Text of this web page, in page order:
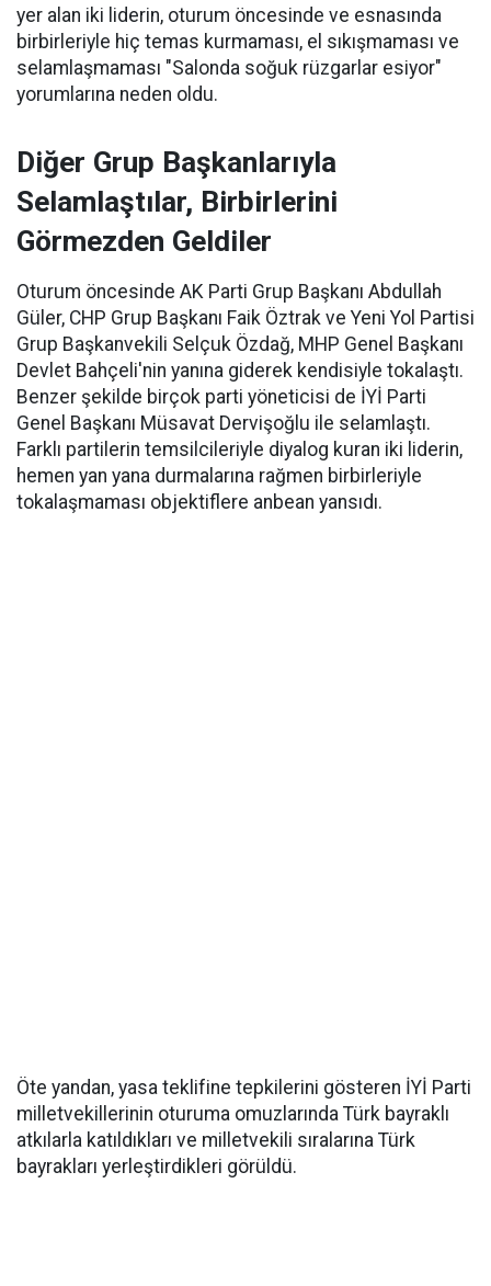
yer alan iki liderin, oturum öncesinde ve esnasında
birbirleriyle hiç temas kurmaması, el sıkışmaması ve
selamlaşmaması "Salonda soğuk rüzgarlar esiyor"
yorumlarına neden oldu.
Diğer Grup Başkanlarıyla
Selamlaştılar, Birbirlerini
Görmezden Geldiler
Oturum öncesinde AK Parti Grup Başkanı Abdullah
Güler, CHP Grup Başkanı Faik Öztrak ve Yeni Yol Partisi
Grup Başkanvekili Selçuk Özdağ, MHP Genel Başkanı
Devlet Bahçeli'nin yanına giderek kendisiyle tokalaştı.
Benzer şekilde birçok parti yöneticisi de İYİ Parti
Genel Başkanı Müsavat Dervişoğlu ile selamlaştı.
Farklı partilerin temsilcileriyle diyalog kuran iki liderin,
hemen yan yana durmalarına rağmen birbirleriyle
tokalaşmaması objektiflere anbean yansıdı.
Öte yandan, yasa teklifine tepkilerini gösteren İYİ Parti
milletvekillerinin oturuma omuzlarında Türk bayraklı
atkılarla katıldıkları ve milletvekili sıralarına Türk
bayrakları yerleştirdikleri görüldü.